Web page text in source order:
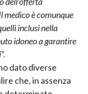
medico è comunque
inclusi nella
idoneo a garantire
dato diverse
che, in assenza